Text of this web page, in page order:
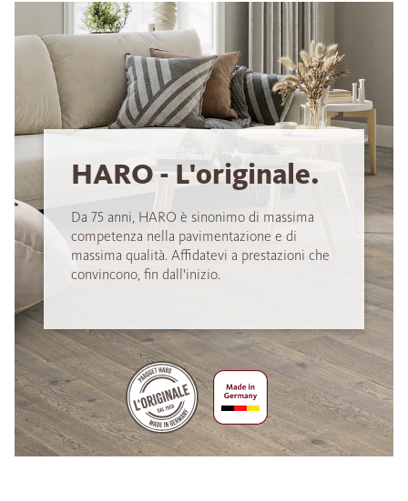
HARO - L'originale.
Da 75 anni, HARO è sinonimo di massima
competenza nella pavimentazione e di
massima qualità. Affidatevi a prestazioni che
convincono, fin dall'inizio.